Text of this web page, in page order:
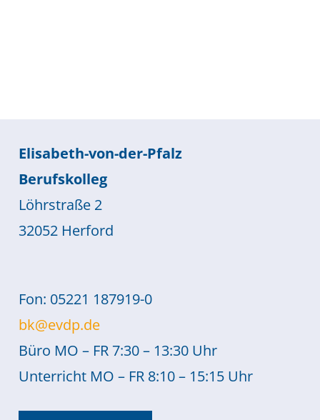
Elisabeth-von-der-Pfalz
Berufskolleg
Löhrstraße 2
32052 Herford
Fon: 05221 187919-0
bk@evdp.de
Büro MO – FR 7:30 – 13:30 Uhr
Unterricht MO – FR 8:10 – 15:15 Uhr